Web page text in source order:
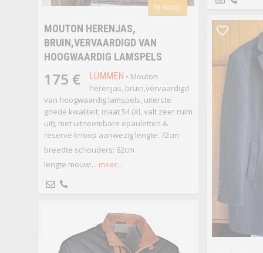
te koop
MOUTON HERENJAS,
BRUIN,VERVAARDIGD VAN
HOOGWAARDIG LAMSPELS
175 € LUMMEN • Mouton
herenjas, bruin,vervaardigd
van hoogwaardig lamspels, uiterste
goede kwaliteit, maat 54 (XL valt zeer ruim
uit), met uitneembare epauletten &
reserve knoop aanwezig lengte: 72cm
breedte schouders: 62cm
lengte mouw:... meer...